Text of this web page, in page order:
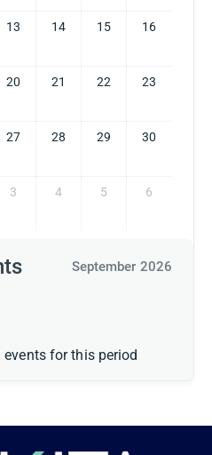
13 14 15 16
20 21 22 23
27 28 29 30
3 4 5 6
September 2026
for this period